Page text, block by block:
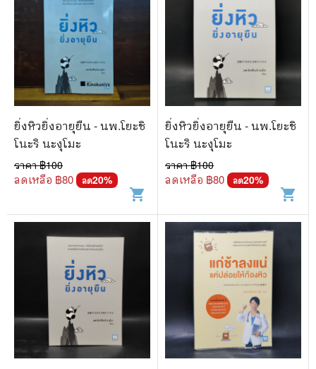
ยิ่งหิวยิ่งอายุยืน - นพ.โยะชิ
โนะริ นะงุโมะ
ราคา ฿100
ลดเหลือ ฿80 ลด20%
shopping_cart
ยิ่งหิวยิ่งอายุยืน - นพ.โยะชิ
โนะริ นะงุโมะ
ราคา ฿100
ลดเหลือ ฿80 ลด20%
shopping_cart